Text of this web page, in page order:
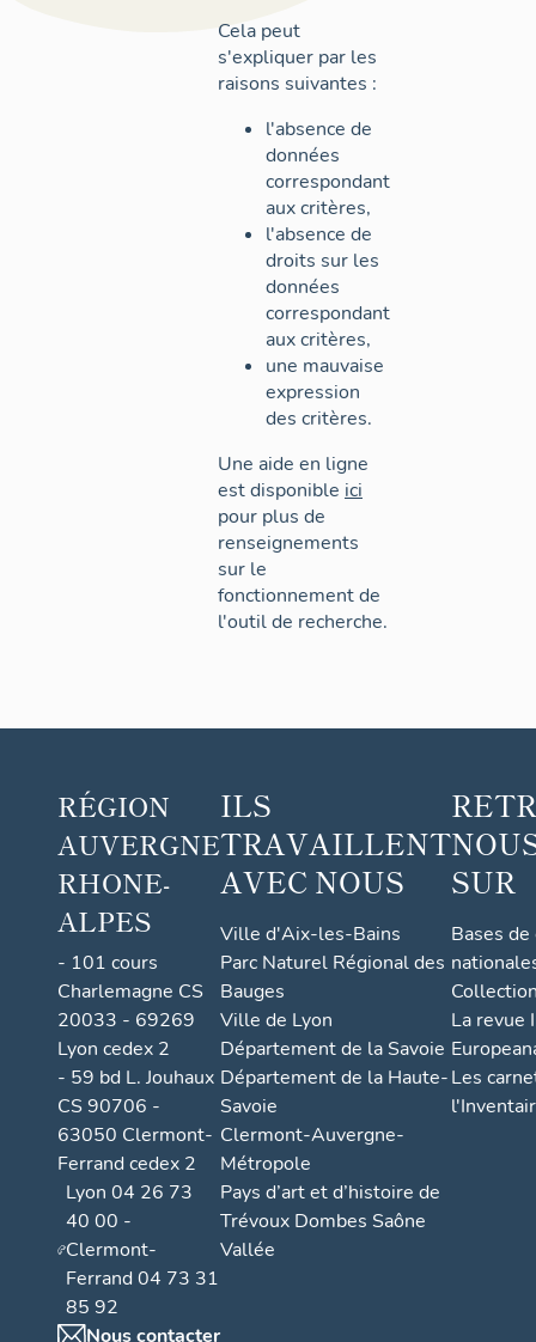
Cela peut
s'expliquer par les
raisons suivantes :
l'absence de
données
correspondant
aux critères,
l'absence de
droits sur les
données
correspondant
aux critères,
une mauvaise
expression
des critères.
Une aide en ligne
est disponible ici
pour plus de
renseignements
sur le
fonctionnement de
l'outil de recherche.
RÉGION
AUVERGNE
RHONE-
ALPES
- 101 cours
Charlemagne CS
20033 - 69269
Lyon cedex 2
- 59 bd L. Jouhaux
CS 90706 -
63050 Clermont-
Ferrand cedex 2
Lyon 04 26 73
40 00 -
Clermont-
Ferrand 04 73 31
85 92
Nous contacter
ILS
TRAVAILLENT
AVEC NOUS
Ville d'Aix-les-Bains
Parc Naturel Régional des
Bauges
Ville de Lyon
Département de la Savoie
Département de la Haute-
Savoie
Clermont-Auvergne-
Métropole
Pays d’art et d’histoire de
Trévoux Dombes Saône
Vallée
SUR
Bases
La revue
Les